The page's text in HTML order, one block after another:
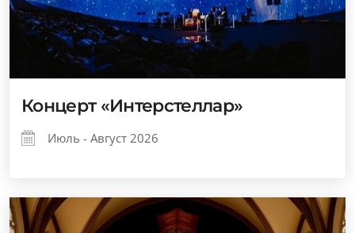
Концерт «Интерстеллар»
Июль - Август 2026